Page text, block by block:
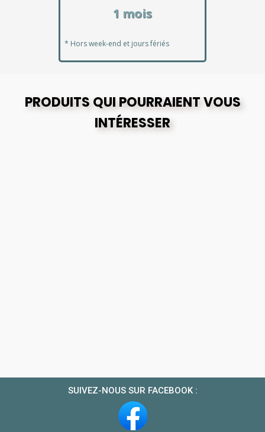
1 mois
* Hors week-end et jours fériés
PRODUITS QUI POURRAIENT VOUS
INTÉRESSER
SUIVEZ-NOUS SUR FACEBOOK :